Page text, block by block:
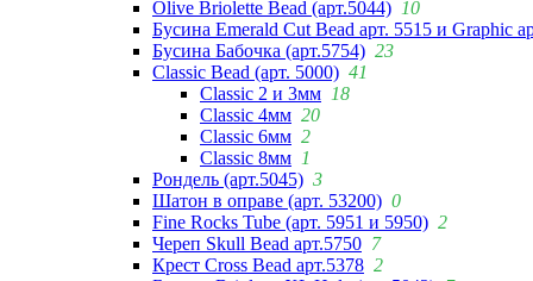
Olive Briolette Bead (арт.5044) 10
Бусина Emerald Cut Bead арт. 5515 и Graphic
Бусина Бабочка (арт.5754) 23
Classic Bead (арт. 5000) 41
Classic 2 и 3мм 18
Classic 4мм 20
Classic 6мм 2
Classic 8мм 1
Рондель (арт.5045) 3
Шатон в оправе (арт. 53200) 0
Fine Rocks Tube (арт. 5951 и 5950) 2
Череп Skull Bead арт.5750 7
Крест Cross Bead арт.5378 2